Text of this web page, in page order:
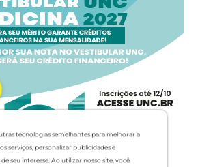
tecnologias semelhantes para melhorar a
serviços, personalizar publicidades e
seu interesse. Ao utilizar nosso site, você